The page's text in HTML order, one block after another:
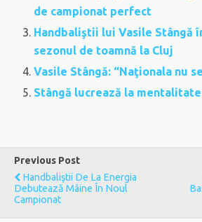
de campionat perfect
Handbaliştii lui Vasile Stângă
sezonul de toamnă la Cluj
Vasile Stângă: “Naţionala nu
Stângă lucrează la mentalitate
Previous Post
Handbaliştii De La Energia
Debutează Mâine În Noul
Campionat